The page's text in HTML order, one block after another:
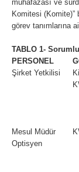
muhafazası ve
Komitesi
görev tanımlarına
TABLO 1-
PERSONEL
Şirket Yetkilisi
Mesul Müdür
Optisyen